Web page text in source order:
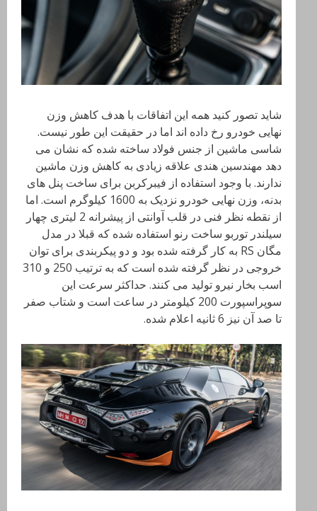
شاید تصور کنید همه این اتفاقات با هدف کاهش وزن
نهایی خودرو رخ داده اند اما در حقیقت این طور نیست.
شاسی ماشین از جنس فولاد ساخته شده که نشان می
دهد مهندسین هندی علاقه زیادی به کاهش وزن ماشین
ندارند. با وجود استفاده از فیبرکربن برای ساخت پنل های
بدنه، وزن نهایی خودرو نزدیک به 1600 کیلوگرم است. اما
از نقطه نظر فنی در قلب آوانتی از پیشرانه 2 لیتری چهار
سیلندر توربو ساخت رنو استفاده شده که قبلا در مدل
مگان RS به کار گرفته شده بود و دو پیکربندی برای توان
خروجی در نظر گرفته شده است که به ترتیب 250 و 310
اسب بخار نیرو تولید می کنند. حداکثر سرعت این
سوپراسپورت 200 کیلومتر در ساعت است و شتاب صفر
تا صد آن نیز 6 ثانیه اعلام شده.